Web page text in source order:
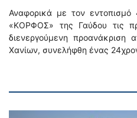
Αναφορικά με τον
«ΚΟΡΦΟΣ» της Γαύδου τις
διενεργούμενη προανάκριση
Χανίων, συνελήφθη ένας